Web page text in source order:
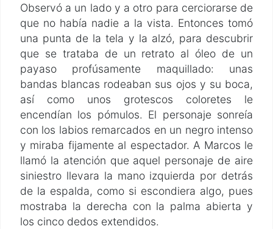
Observó a un lado y a otro para cerciorarse de
que no había nadie a la vista. Entonces tomó
una punta de la tela y la alzó, para descubrir
que se trataba de un retrato al óleo de un
payaso profúsamente maquillado: unas
bandas blancas rodeaban sus ojos y su boca,
así como unos grotescos coloretes le
encendían los pómulos. El personaje sonreía
con los labios remarcados en un negro intenso
y miraba fijamente al espectador. A Marcos le
llamó la atención que aquel personaje de aire
siniestro llevara la mano izquierda por detrás
de la espalda, como si escondiera algo, pues
mostraba la derecha con la palma abierta y
los cinco dedos extendidos.